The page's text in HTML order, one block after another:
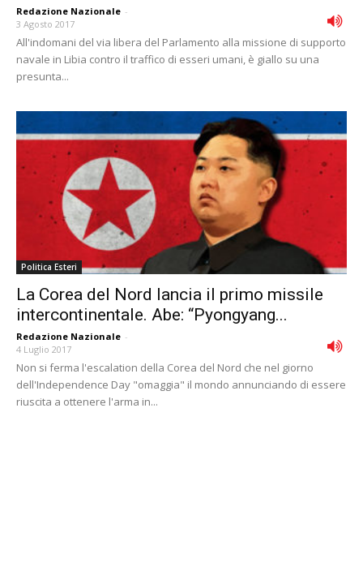
Redazione Nazionale -
3 Agosto 2017
All'indomani del via libera del Parlamento alla missione di supporto
navale in Libia contro il traffico di esseri umani, è giallo su una
presunta...
Politica Esteri
La Corea del Nord lancia il primo missile
intercontinentale. Abe: “Pyongyang...
Redazione Nazionale -
4 Luglio 2017
Non si ferma l'escalation della Corea del Nord che nel giorno
dell'Independence Day "omaggia" il mondo annunciando di essere
riuscita a ottenere l'arma in...